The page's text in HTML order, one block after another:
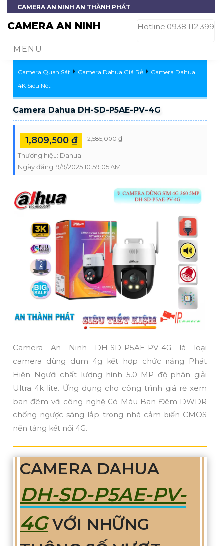
CAMERA AN NINH AN THÀNH PHÁT
CAMERA AN NINH Hotline 0938.112.399
MENU
Camera Quan Sát Camera Dahua Giá Rẻ
Camera Dahua
4K Siêu Nét
Camera Dahua DH-SD-P5AE-PV-4G
1,809,500 ₫ 2,585,000 ₫
Thương hiệu: Dahua
Ngày đăng: 9/9/2025 10:59:05 AM
Camera An Ninh DH-SD-P5AE-PV-4G là loại
camera dùng dum 4g kết hợp chức năng Phát
Hiện Người chất lượng hình 5.0 MP độ phân giải
Ultra 4k lite. Ứng dụng cho công trình giá rẻ xem
ban đêm với công nghệ Có Màu Ban Đêm DWDR
chống ngược sáng lắp trong nhà cảm biến CMOS
nền tảng kết nối 4G.
CAMERA DAHUA
DH-SD-P5AE-PV-
4GVỚI NHỮNG